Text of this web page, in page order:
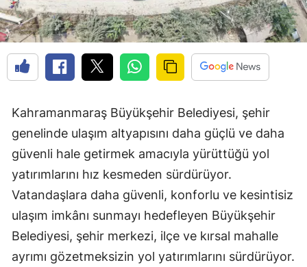
Kahramanmaraş Büyükşehir Belediyesi, şehir
genelinde ulaşım altyapısını daha güçlü ve daha
güvenli hale getirmek amacıyla yürüttüğü yol
yatırımlarını hız kesmeden sürdürüyor.
Vatandaşlara daha güvenli, konforlu ve kesintisiz
ulaşım imkânı sunmayı hedefleyen Büyükşehir
Belediyesi, şehir merkezi, ilçe ve kırsal mahalle
ayrımı gözetmeksizin yol yatırımlarını sürdürüyor.